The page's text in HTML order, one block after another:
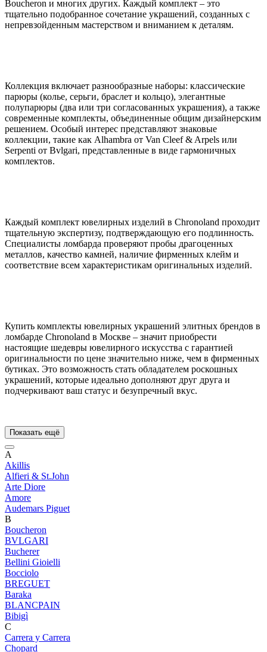
Boucheron и многих других. Каждый комплект – это
тщательно подобранное сочетание украшений, созданных с
непревзойденным мастерством и вниманием к деталям.
Коллекция включает разнообразные наборы: классические
парюры (колье, серьги, браслет и кольцо), элегантные
полупарюры (два или три согласованных украшения), а также
современные комплекты, объединенные общим дизайнерским
решением. Особый интерес представляют знаковые
коллекции, такие как Alhambra от Van Cleef & Arpels или
Serpenti от Bvlgari, представленные в виде гармоничных
комплектов.
Каждый комплект ювелирных изделий в Chronoland проходит
тщательную экспертизу, подтверждающую его подлинность.
Специалисты ломбарда проверяют пробы драгоценных
металлов, качество камней, наличие фирменных клейм и
соответствие всем характеристикам оригинальных изделий.
Купить комплекты ювелирных украшений элитных брендов в
ломбарде Chronoland в Москве – значит приобрести
настоящие шедевры ювелирного искусства с гарантией
оригинальности по цене значительно ниже, чем в фирменных
бутиках. Это возможность стать обладателем роскошных
украшений, которые идеально дополняют друг друга и
подчеркивают ваш статус и безупречный вкус.
Показать ещё
A
Akillis
Alfieri & St.John
Arte Diore
Amore
Audemars Piguet
B
Boucheron
BVLGARI
Bucherer
Bellini Gioielli
Bocciolo
BREGUET
Baraka
BLANCPAIN
Bibigì
C
Carrera y Carrera
Chopard